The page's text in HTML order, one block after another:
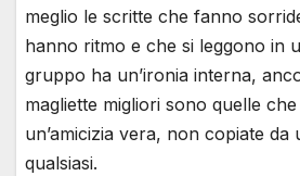
meglio le scritte che fanno
hanno ritmo e che si leggono in
gruppo ha un’ironia interna,
magliette migliori sono quelle
un’amicizia vera, non copiate da
qualsiasi.